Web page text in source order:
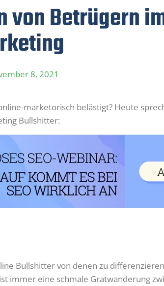
von Betrügern
8, 2021
marketorisch belästigt? Heute
Bullshitter:
Bullshitter von denen zu
immer eine schmale Gratwanderung